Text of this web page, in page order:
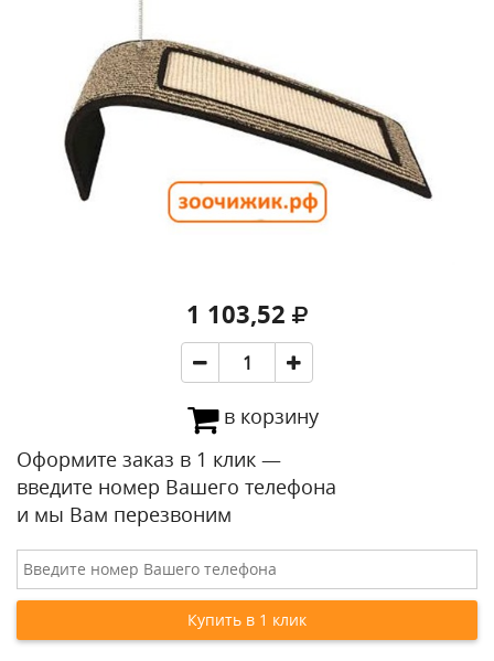
1 103,52
в корзину
Оформите заказ в 1 клик —
введите номер Вашего телефона
и мы Вам перезвоним